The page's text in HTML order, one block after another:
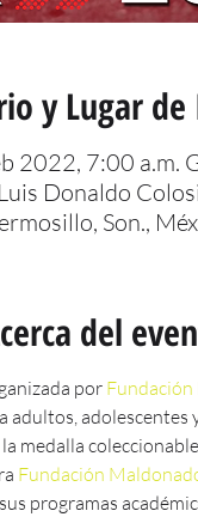
y Lugar
2022, 7:00 a.m.
Donaldo
Son.,
del
por
adolescentes
medalla coleccionable.
Fundación
programas